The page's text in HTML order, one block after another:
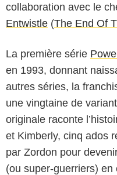
collaboration avec le
Entwistle (The End Of
La première série
en 1993, donnant
autres séries, la
une vingtaine de
originale raconte
et Kimberly, cinq ados
par Zordon pour
(ou super-guerriers)